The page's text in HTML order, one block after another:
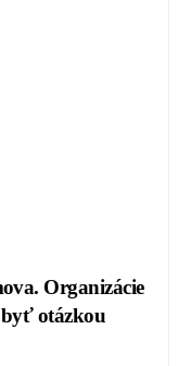
Organizácie
byť otázkou